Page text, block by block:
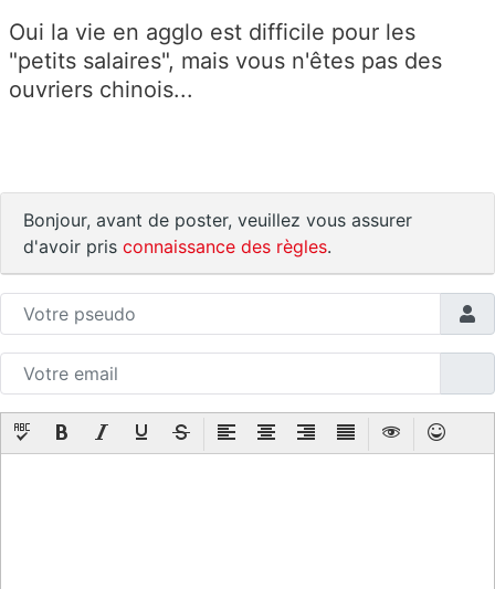
Oui la vie en agglo est difficile pour les
"petits salaires", mais vous n'êtes pas des
ouvriers chinois...
Bonjour, avant de poster, veuillez vous assurer
d'avoir pris connaissance des règles.